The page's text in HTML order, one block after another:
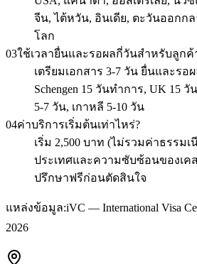
จีน, ไต้หวัน, อินเดีย, ตะวันออกกล
โลก
03ใช้เวลายื่นและรอผลกี่วันสำหรับลูก
เตรียมเอกสาร 3-7 วัน ยื่นและรอ
Schengen 15 วันทำการ, UK 15
5-7 วัน, เกาหลี 5-10 วัน
04ค่าบริการเริ่มต้นเท่าไหร่?
เริ่ม 2,500 บาท (ไม่รวมค่าธรรม
ประเทศและความซับซ้อนของเค
ปรึกษาฟรีก่อนตัดสินใจ
แหล่งข้อมูล:iVC — International Visa
2026